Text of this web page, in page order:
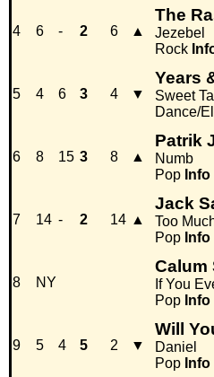
4 6 - 2 6 ▲
The
Jezebel
Rock
5 4 6 3 4 ▼
Years
Sweet
Dance/
6 8 15 3 8 ▲
Patrik
Numb
Pop Info
7 14 - 2 14 ▲
Jack
Too
Pop Info
8 NY
Calum
If You
Pop Info
9 5 4 5 2 ▼
Will
Daniel
Pop Info